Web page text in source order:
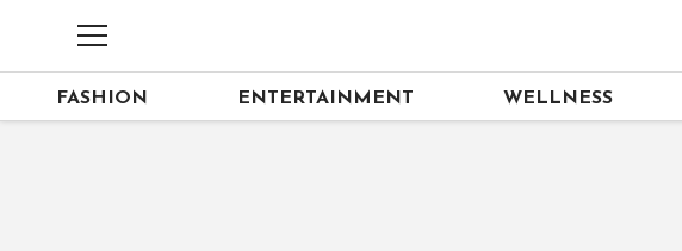
FASHION ENTERTAINMENT WELLNESS